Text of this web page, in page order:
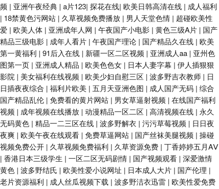
频 | 亚洲午夜经典 | a片123| 探花在线| 欧美日韩高清在线 | 成人福利
| 18禁黄色污网站 | 久草视频免费播放 | 男人天堂色情 | 超碰欧美性
爱 | 欧美人体 | 亚洲成年人网 | 午夜国产小电影 | 黄色三级A片 | 国产
精品三级电影 | 成年人看片 | 午夜国产理论 | 国产精品久在线 | 欧美
第一黄福利 | 91后入在线 | 新疆一区二区视频 | 亚洲成人aa | 亚州色
图第一页 | 亚洲成人精品 | 欧美色色女 | 日本人妻字幕 | 伊人插狠狠
影院 | 美女福利在线视频 | 欧美少妇自慰三区 | 波多野吉衣教师 | 日
日插夜夜综合 | 福利片欧美 | 五月天亚洲色图 | 成人国产无码 | 综合
国产精品乱伦 | 免费看的黄片网站 | 男女草逼射视频 | 在线国产福利
视频 | 成年视频在线播放 | 动漫精品一区二区 | 高清视频在线 | 永久
无码黄色 | 精品一二三区在线 | 波多野解衣 | 污污草莓视频 | 日日夜
夜爽 | 欧美午夜在线观看 | 免费草逼网站 | 国产丝袜美腿视频 | 操碰
视频免费公开 | 久草视频免费福利 | 久草资源免费 | 丁香婷婷五月AⅤ
| 香港日本三级学生 | 一区二区无码剧情 | 国产视频观看 | 深爱激情
黄色 | 波多野结氏 | 欧美性爱小说网址 | 日本成人大片 | 国产伦理 |
老片资源福利 | 成人丝瓜视频下载 | 波多野洁衣迅雷 | 欧美性爱免费